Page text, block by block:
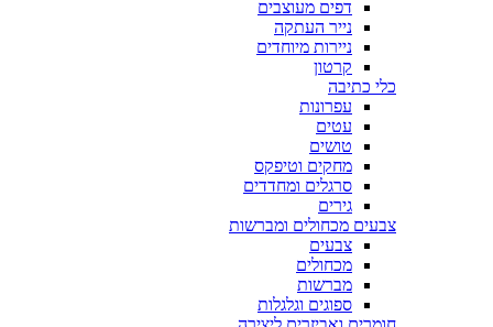
דפים מעוצבים
נייר העתקה
ניירות מיוחדים
קרטון
כלי כתיבה
עפרונות
עטים
טושים
מחקים וטיפקס
סרגלים ומחדדים
גירים
צבעים מכחולים ומברשות
צבעים
מכחולים
מברשות
ספוגים וגלגלות